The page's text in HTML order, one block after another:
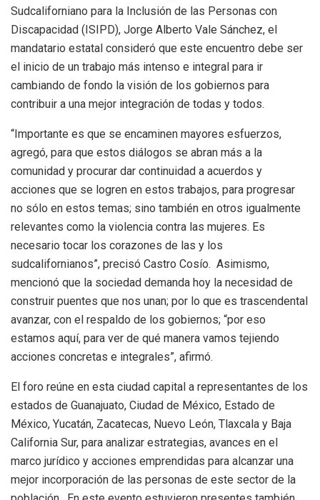
Sudcaliforniano para la Inclusión de las Personas con
Discapacidad (ISIPD), Jorge Alberto Vale Sánchez, el
mandatario estatal consideró que este encuentro debe ser
el inicio de un trabajo más intenso e integral para ir
cambiando de fondo la visión de los gobiernos para
contribuir a una mejor integración de todas y todos.
“Importante es que se encaminen mayores esfuerzos,
agregó, para que estos diálogos se abran más a la
comunidad y procurar dar continuidad a acuerdos y
acciones que se logren en estos trabajos, para progresar
no sólo en estos temas; sino también en otros igualmente
relevantes como la violencia contra las mujeres. Es
necesario tocar los corazones de las y los
sudcalifornianos”, precisó Castro Cosío. Asimismo,
mencionó que la sociedad demanda hoy la necesidad de
construir puentes que nos unan; por lo que es trascendental
avanzar, con el respaldo de los gobiernos; “por eso
estamos aquí, para ver de qué manera vamos tejiendo
acciones concretas e integrales”, afirmó.
El foro reúne en esta ciudad capital a representantes de los
estados de Guanajuato, Ciudad de México, Estado de
México, Yucatán, Zacatecas, Nuevo León, Tlaxcala y Baja
California Sur, para analizar estrategias, avances en el
marco jurídico y acciones emprendidas para alcanzar una
mejor incorporación de las personas de este sector de la